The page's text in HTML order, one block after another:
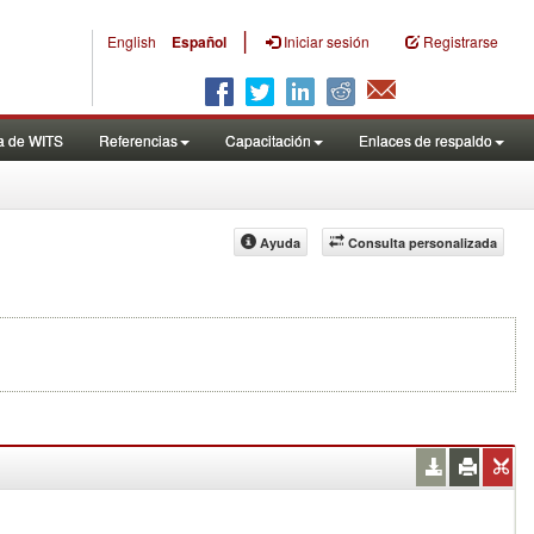
English Español | Iniciar sesión Registrarse
de WITS Referencias Capacitación Enlaces de respaldo
Consulta personalizada
Ayuda